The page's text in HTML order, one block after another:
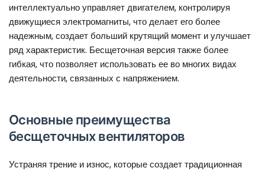
интеллектуально управляет двигателем, контролируя
движущиеся электромагниты, что делает его более
надежным, создает больший крутящий момент и улучшает
ряд характеристик. Бесщеточная версия также более
гибкая, что позволяет использовать ее во многих видах
деятельности, связанных с напряжением.
Основные преимущества
бесщеточных вентиляторов
Устраняя трение и износ, которые создает традиционная